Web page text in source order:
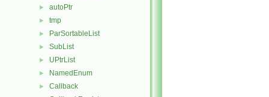
► autoPtr
► tmp
► ParSortableList
► SubList
► UPtrList
► NamedEnum
► Callback